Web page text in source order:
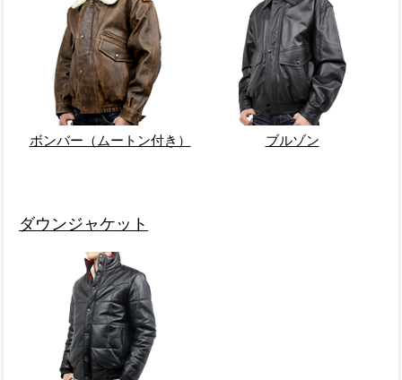
ボンバー（ムートン付き） ブルゾン
ダウンジャケット